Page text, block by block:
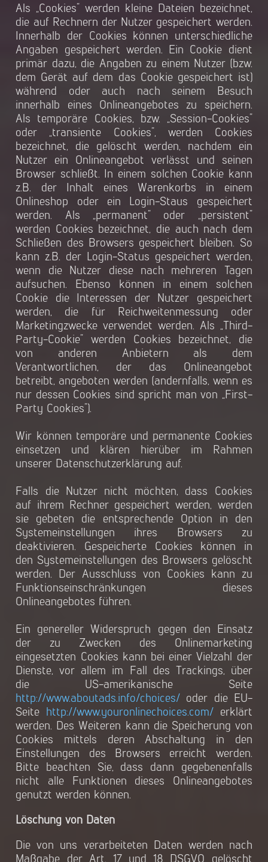
Als „Cookies“ werden kleine Dateien bezeichnet,
die auf Rechnern der Nutzer gespeichert werden.
Innerhalb der Cookies können unterschiedliche
Angaben gespeichert werden. Ein Cookie dient
primär dazu, die Angaben zu einem Nutzer (bzw.
dem Gerät auf dem das Cookie gespeichert ist)
während oder auch nach seinem Besuch
innerhalb eines Onlineangebotes zu speichern.
Als temporäre Cookies, bzw. „Session-Cookies“
oder „transiente Cookies“, werden Cookies
bezeichnet, die gelöscht werden, nachdem ein
Nutzer ein Onlineangebot verlässt und seinen
Browser schließt. In einem solchen Cookie kann
z.B. der Inhalt eines Warenkorbs in einem
Onlineshop oder ein Login-Staus gespeichert
werden. Als „permanent“ oder „persistent“
werden Cookies bezeichnet, die auch nach dem
Schließen des Browsers gespeichert bleiben. So
kann z.B. der Login-Status gespeichert werden,
wenn die Nutzer diese nach mehreren Tagen
aufsuchen. Ebenso können in einem solchen
Cookie die Interessen der Nutzer gespeichert
werden, die für Reichweitenmessung oder
Marketingzwecke verwendet werden. Als „Third-
Party-Cookie“ werden Cookies bezeichnet, die
von anderen Anbietern als dem
Verantwortlichen, der das Onlineangebot
betreibt, angeboten werden (andernfalls, wenn es
nur dessen Cookies sind spricht man von „First-
Party Cookies“).
Wir können temporäre und permanente Cookies
einsetzen und klären hierüber im Rahmen
unserer Datenschutzerklärung auf.
Falls die Nutzer nicht möchten, dass Cookies
auf ihrem Rechner gespeichert werden, werden
sie gebeten die entsprechende Option in den
Systemeinstellungen ihres Browsers zu
deaktivieren. Gespeicherte Cookies können in
den Systemeinstellungen des Browsers gelöscht
werden. Der Ausschluss von Cookies kann zu
Funktionseinschränkungen dieses
Onlineangebotes führen.
Ein genereller Widerspruch gegen den Einsatz
der zu Zwecken des Onlinemarketing
eingesetzten Cookies kann bei einer Vielzahl der
Dienste, vor allem im Fall des Trackings, über
die US-amerikanische Seite
http://www.aboutads.info/choices/ oder die EU-
Seite http://www.youronlinechoices.com/ erklärt
werden. Des Weiteren kann die Speicherung von
Cookies mittels deren Abschaltung in den
Einstellungen des Browsers erreicht werden.
Bitte beachten Sie, dass dann gegebenenfalls
nicht alle Funktionen dieses Onlineangebotes
genutzt werden können.
Löschung von Daten
Die von uns verarbeiteten Daten werden nach
Maßgabe der Art. 17 und 18 DSGVO gelöscht